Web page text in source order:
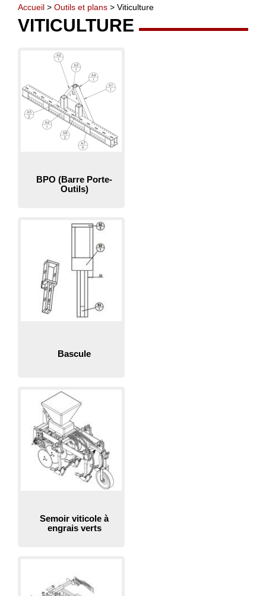
Accueil > Outils et plans > Viticulture
VITICULTURE
BPO (Barre Porte-
Outils)
Bascule
Semoir viticole à
engrais verts